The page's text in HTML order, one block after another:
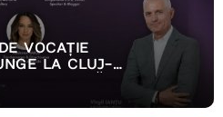
VOCAȚIE
LA CLUJ-
ECONOMICĂ ARE UN
FEMININ